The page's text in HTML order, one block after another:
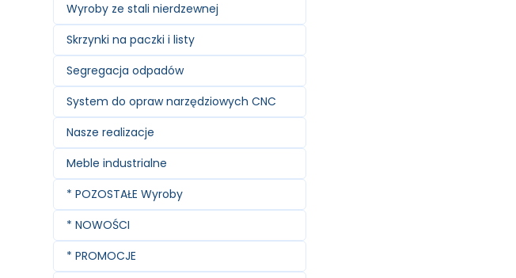
Wyroby ze stali nierdzewnej
Skrzynki na paczki i listy
Segregacja odpadów
System do opraw narzędziowych CNC
Nasze realizacje
Meble industrialne
* POZOSTAŁE Wyroby
* NOWOŚCI
* PROMOCJE